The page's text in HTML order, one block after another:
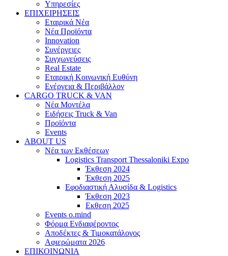
Υπηρεσίες
ΕΠΙΧΕΙΡΗΣΕΙΣ
Εταιρικά Νέα
Νέα Προϊόντα
Innovation
Συνέργειες
Συγχωνεύσεις
Real Estate
Εταιρική Κοινωνική Ευθύνη
Ενέργεια & Περιβάλλον
CARGO TRUCK & VAN
Νέα Μοντέλα
Ειδήσεις Truck & Van
Προϊόντα
Events
ABOUT US
Νέα των Εκθέσεων
Logistics Transport Thessaloniki Expo
Έκθεση 2024
Έκθεση 2025
Εφοδιαστική Αλυσίδα & Logistics
Έκθεση 2023
Εκθεση 2025
Events o.mind
Φόρμα Ενδιαφέροντος
Αποδέκτες & Τιμοκατάλογος
Αφιερώματα 2026
ΕΠΙΚΟΙΝΩΝΙΑ